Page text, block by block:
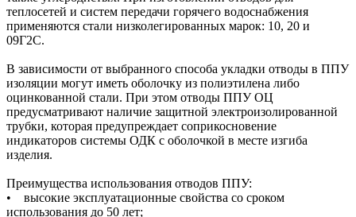
теплосетей и систем передачи горячего водоснабжения
применяются стали низколегированных марок: 10, 20 и
09Г2С.
В зависимости от выбранного способа укладки отводы в ППУ
изоляции могут иметь оболочку из полиэтилена либо
оцинкованной стали. При этом отводы ППУ ОЦ
предусматривают наличие защитной электроизолированной
трубки, которая предупреждает соприкосновение
индикаторов системы ОДК с оболочкой в месте изгиба
изделия.
Преимущества использования отводов ППУ:
• высокие эксплуатационные свойства со сроком
использования до 50 лет;